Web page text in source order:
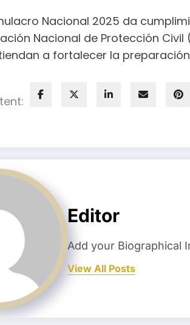
Nacional 2025 da
Nacional de Protección
a fortalecer la
Editor
Add your Biographical
View All Posts